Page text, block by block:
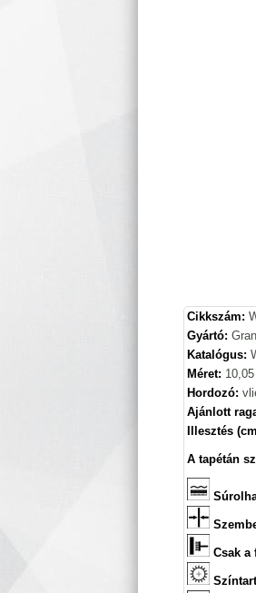
Cikkszám:
Gyártó:
Katalógus:
Méret:
Hordozó:
Ajánlott
Illesztés
A tapétán
Csak a